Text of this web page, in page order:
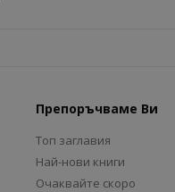
Препоръчваме Ви
Топ заглавия
Най-нови книги
Очаквайте скоро